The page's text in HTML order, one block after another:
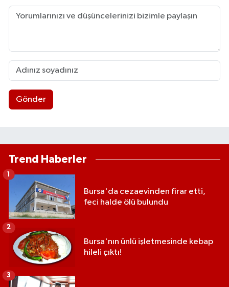
Gönder
Trend Haberler
Bursa'da cezaevinden firar etti,
feci halde ölü bulundu
1
Bursa'nın ünlü işletmesinde kebap
hileli çıktı!
2
3